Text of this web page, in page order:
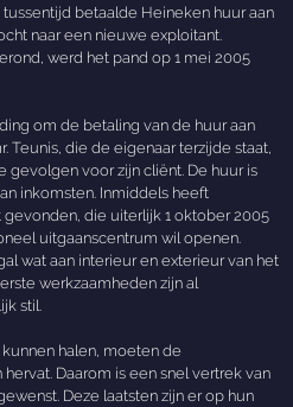
betaalde Heineken huur aan
naar een nieuwe exploitant.
werd het pand op 1 mei 2005
om de betaling van de huur aan
Teunis, die de eigenaar terzijde staat,
gevolgen voor zijn cliënt. De huur is
inkomsten. Inmiddels heeft
die uiterlijk 1 oktober 2005
uitgaanscentrum wil openen.
wat aan interieur en exterieur van het
werkzaamheden zijn al
stil.
halen, moeten de
Daarom is een snel vertrek van
Deze laatsten zijn er op hun